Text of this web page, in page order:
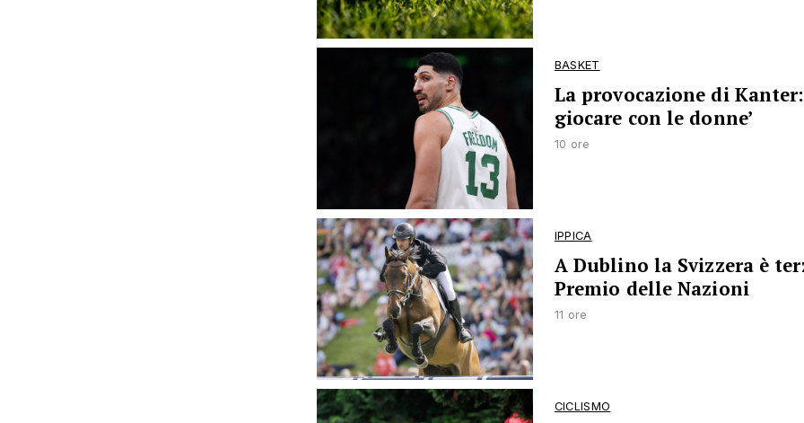
BASKET
La provocazione di
giocare con le donne’
10 ore
IPPICA
A Dublino la Svizzera è
Premio delle Nazioni
11 ore
CICLISMO